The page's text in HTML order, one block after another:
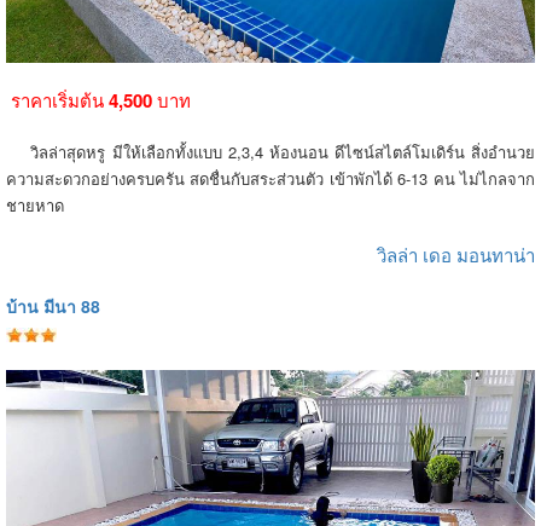
ราคาเริ่มต้น4,500บาท
วิลล่าสุดหรู มีให้เลือกทั้งแบบ 2,3,4 ห้องนอน ดีไซน์สไตล์โมเดิร์น สิ่งอำนวย
ความสะดวกอย่างครบครัน สดชื่นกับสระส่วนตัว เข้าพักได้ 6-13 คน ไม่ไกลจาก
ชายหาด
วิลล่า เดอ มอนทาน่า
บ้าน มีนา 88